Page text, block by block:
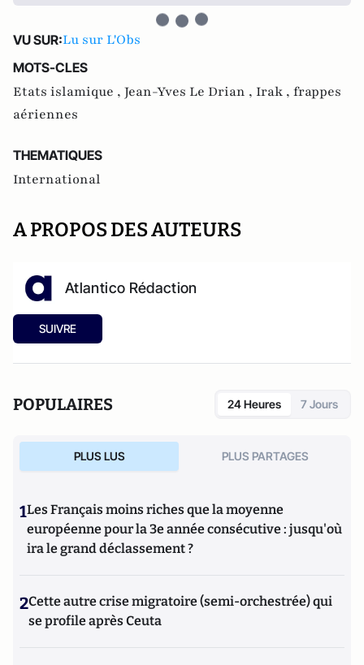
VU SUR:Lu sur L'Obs
MOTS-CLES
Etats islamique , Jean-Yves Le Drian , Irak , frappes
aériennes
THEMATIQUES
International
A PROPOS DES AUTEURS
Atlantico Rédaction
SUIVRE
POPULAIRES 24 Heures 7 Jours
PLUS LUS PLUS PARTAGES
1Les Français moins riches que la moyenne
européenne pour la 3e année consécutive : jusqu'où
ira le grand déclassement ?
2Cette autre crise migratoire (semi-orchestrée) qui
se profile après Ceuta